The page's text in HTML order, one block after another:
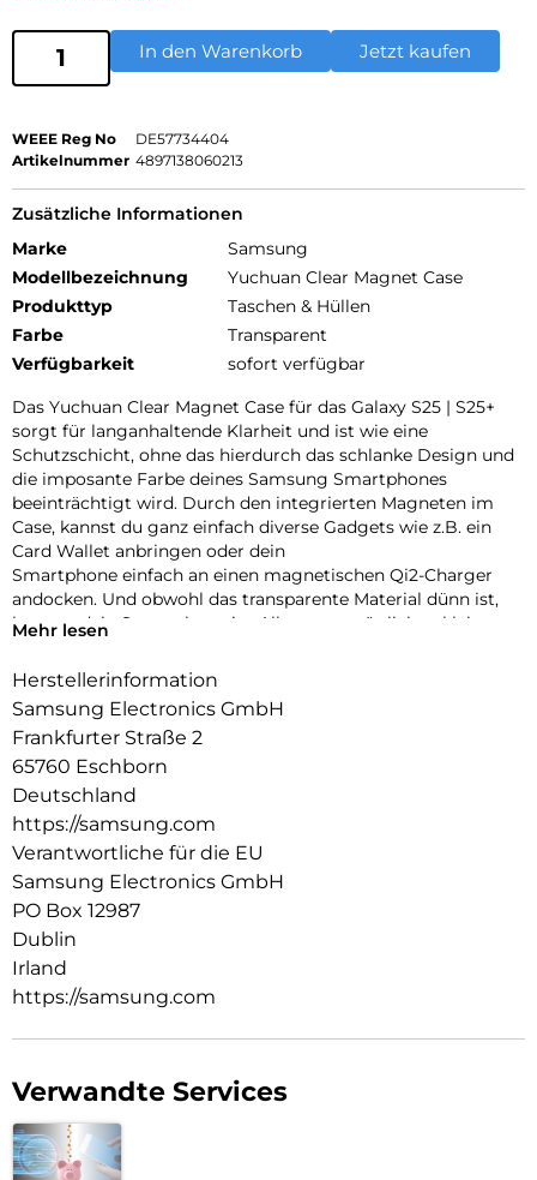
In den Warenkorb Jetzt kaufen
WEEE Reg No
DE57734404
Artikelnummer 4897138060213
Zusätzliche Informationen
Marke
Samsung
Modellbezeichnung
Yuchuan Clear Magnet Case
Produkttyp
Taschen & Hüllen
Farbe
Transparent
Verfügbarkeit
sofort verfügbar
Das Yuchuan Clear Magnet Case für das Galaxy S25 | S25+
sorgt für langanhaltende Klarheit und ist wie eine
Schutzschicht, ohne das hierdurch das schlanke Design und
die imposante Farbe deines Samsung Smartphones
beeinträchtigt wird. Durch den integrierten Magneten im
Case, kannst du ganz einfach diverse Gadgets wie z.B. ein
Card Wallet anbringen oder dein
Smartphone einfach an einen magnetischen Qi2-Charger
andocken. Und obwohl das transparente Material dünn ist,
kann es dein Smartphone im Alltag vor möglichen kleineren
Mehr lesen
Herstellerinformation
Samsung Electronics GmbH
Frankfurter Straße 2
65760 Eschborn
Deutschland
https://samsung.com
Verantwortliche für die EU
Samsung Electronics GmbH
PO Box 12987
Dublin
Irland
https://samsung.com
Verwandte Services